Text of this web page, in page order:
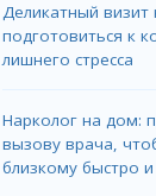
Деликатный визит
подготовиться к
лишнего стресса
Нарколог на дом:
вызову врача,
близкому быстро